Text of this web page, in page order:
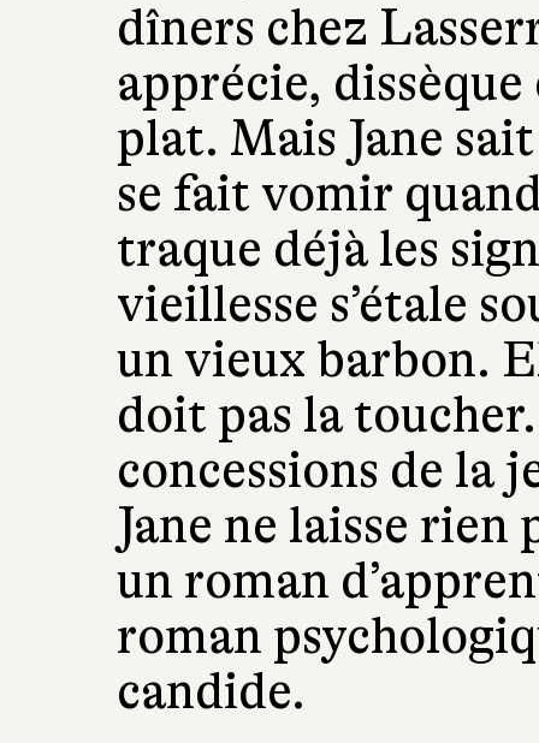
dîners chez
apprécie,
plat. Mais Jane
se fait vomir
traque déjà les
vieillesse s’étale
un vieux barbon.
doit pas la
concessions de la
Jane ne laisse rien
un roman
roman
candide.